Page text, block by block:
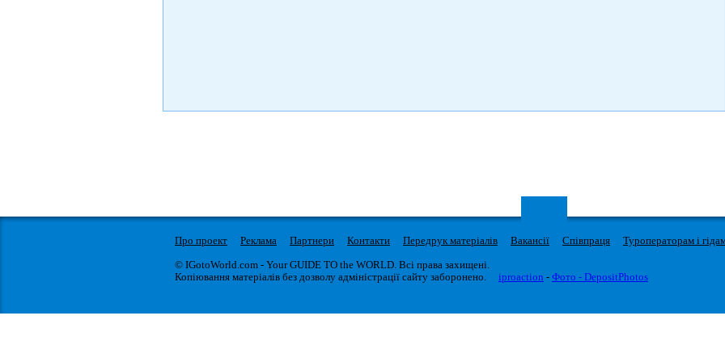
Про проект Реклама Партнери Контакти Передрук матеріалів Вакансії Співпраця Туроператорам і
© IGotoWorld.com - Your GUIDE TO the WORLD. Всі права захищені.
Копіювання матеріалів без дозволу адміністрації сайту заборонено.
iproaction - Фото - DepositPhotos